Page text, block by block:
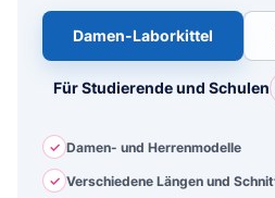
Damen-Laborkittel
Für Studierende und Schulen
✓ Damen- und Herrenmodelle
✓ Verschiedene Längen und